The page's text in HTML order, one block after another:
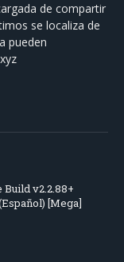
de compartir
se localiza de
pueden
v2.2.88+
[Mega]